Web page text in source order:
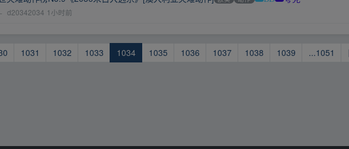
d20342034 1小时前
1031 1032 1033 1034 1035 1036 1037 1038 1039 ...1051